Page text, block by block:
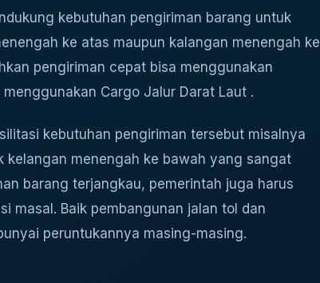
kebutuhan pengiriman barang untuk
ke atas maupun kalangan menengah ke
pengiriman cepat bisa menggunakan
Cargo Jalur Darat Laut .
kebutuhan pengiriman tersebut misalnya
kelangan menengah ke bawah yang sangat
barang terjangkau, pemerintah juga harus
masal. Baik pembangunan jalan tol dan
peruntukannya masing-masing.